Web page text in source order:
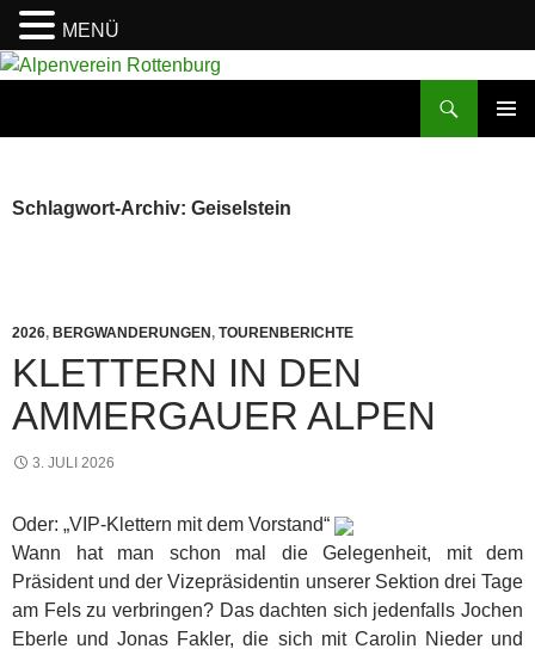
Zum
Schlagwort-Archiv: Geiselstein
2026, BERGWANDERUNGEN, TOURENBERICHTE
KLETTERN IN DEN
AMMERGAUER ALPEN
3. JULI 2026
Oder: „VIP-Klettern mit dem Vorstand“
Wann hat man schon mal die Gelegenheit, mit dem
Präsident und der Vizepräsidentin unserer Sektion drei Tage
am Fels zu verbringen? Das dachten sich jedenfalls Jochen
Eberle und Jonas Fakler, die sich mit Carolin Nieder und
MENÜ